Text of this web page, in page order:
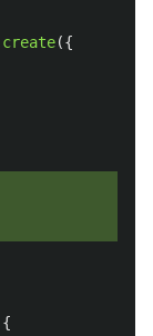
create({
{